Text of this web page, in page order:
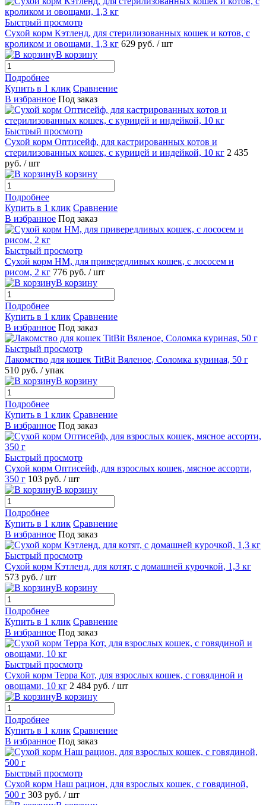
Быстрый просмотр
Сухой корм Кэтленд, для стерилизованных кошек и котов, с
кроликом и овощами, 1,3 кг 629 руб. / шт
В корзину
Подробнее
Купить в 1 клик Сравнение
В избранное Под заказ
Быстрый просмотр
Сухой корм Оптисейф, для кастрированных котов и
стерилизованных кошек, с курицей и индейкой, 10 кг 2 435
руб. / шт
В корзину
Подробнее
Купить в 1 клик Сравнение
В избранное Под заказ
Быстрый просмотр
Сухой корм НМ, для привередливых кошек, с лососем и
рисом, 2 кг 776 руб. / шт
В корзину
Подробнее
Купить в 1 клик Сравнение
В избранное Под заказ
Быстрый просмотр
Лакомство для кошек TitBit Вяленое, Соломка куриная, 50 г
510 руб. / упак
В корзину
Подробнее
Купить в 1 клик Сравнение
В избранное Под заказ
Быстрый просмотр
Сухой корм Оптисейф, для взрослых кошек, мясное ассорти,
350 г 103 руб. / шт
В корзину
Подробнее
Купить в 1 клик Сравнение
В избранное Под заказ
Быстрый просмотр
Сухой корм Кэтленд, для котят, с домашней курочкой, 1,3 кг
573 руб. / шт
В корзину
Подробнее
Купить в 1 клик Сравнение
В избранное Под заказ
Быстрый просмотр
Сухой корм Терра Кот, для взрослых кошек, с говядиной и
овощами, 10 кг 2 484 руб. / шт
В корзину
Подробнее
Купить в 1 клик Сравнение
В избранное Под заказ
Быстрый просмотр
Сухой корм Наш рацион, для взрослых кошек, с говядиной,
500 г 303 руб. / шт